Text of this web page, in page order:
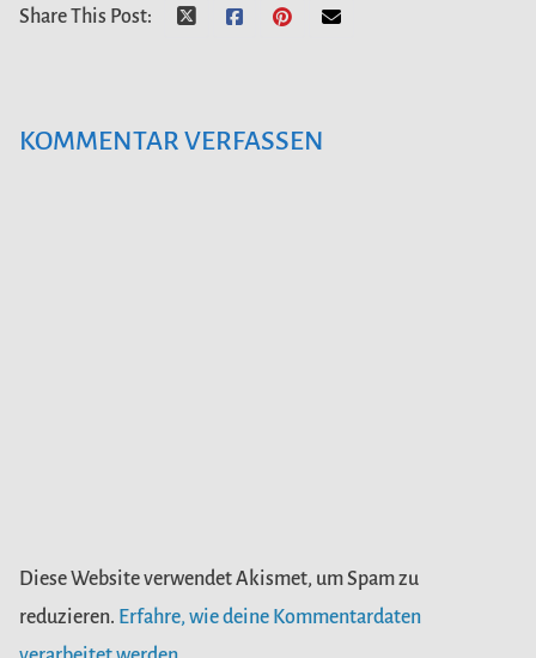
Share This Post:
KOMMENTAR VERFASSEN
Diese Website verwendet Akismet, um Spam zu
reduzieren. Erfahre, wie deine Kommentardaten